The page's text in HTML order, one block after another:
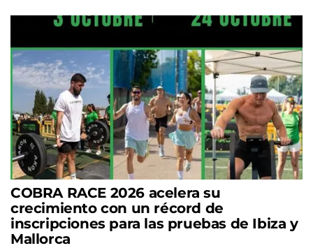
COBRA RACE 2026 acelera su
crecimiento con un récord de
inscripciones para las pruebas de Ibiza y
Mallorca